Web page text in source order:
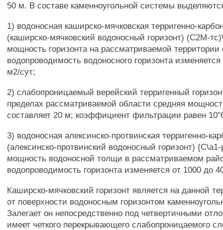
50 м. В составе каменноугольной системы
1) водоносная каширско-мячковская терригенно-
(каширско-мячковский водоносный горизонт) (С2М-
мощность горизонта на рассматриваемой территории
водопроводимость водоносного горизонта
м2/сут;
2) слабопроницаемый верейский терригенный
пределах рассматриваемой области средняя
составляет 20 м; коэффициент фильтрации равен
3) водоносная алексинско-протвинская терригенно-
(алексинско-протвинский водоносный горизонт)
мощность водоносной толщи в рассматриваемом
водопроводимость горизонта изменяется от 1000 до
Каширско-мячковский горизонт является на данной
от поверхности водоносным горизонтом
Залегает он непосредственно под четвертичными
имеет четкого перекрывающего слабопроницаемого